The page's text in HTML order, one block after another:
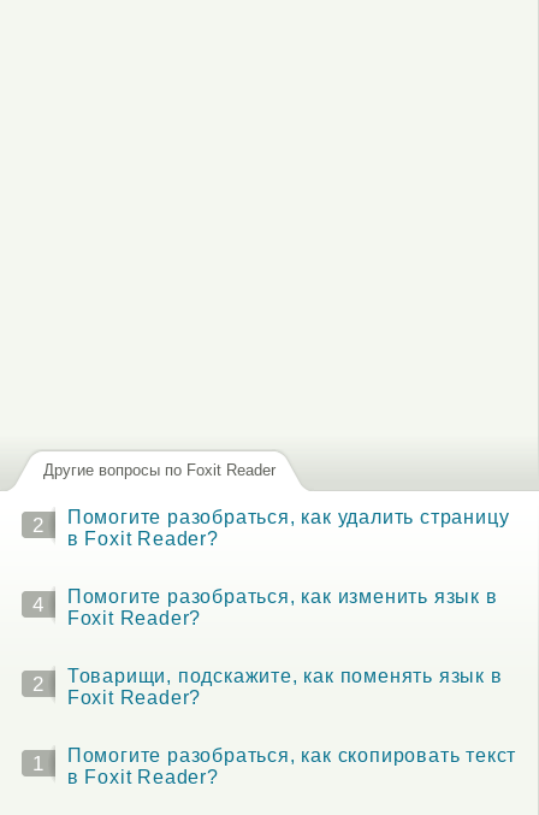
Другие вопросы по Foxit Reader
2
Помогите разобраться, как удалить страницу
в Foxit Reader?
4
Помогите разобраться, как изменить язык в
Foxit Reader?
2
Товарищи, подскажите, как поменять язык в
Foxit Reader?
1
Помогите разобраться, как скопировать текст
в Foxit Reader?